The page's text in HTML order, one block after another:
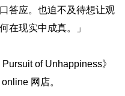
答应。也迫不及待想让观
在现实中成真。」
of Unhappiness》
网店。